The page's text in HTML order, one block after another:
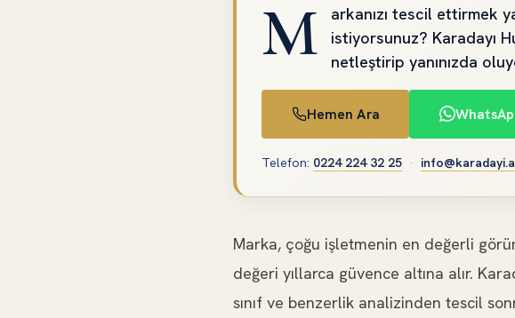
M
arkanızı tescil ettirmek
istiyorsunuz? Karadayı
netleştirip yanınızda
Hemen Ara
Telefon: 0224 224 32 25 ·
Marka, çoğu işletmenin en değerli
değeri yıllarca güvence altına alır.
sınıf ve benzerlik analizinden tescil